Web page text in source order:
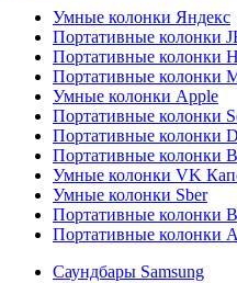
Умные колонки Яндекс
Портативные колонки
Портативные колонки
Портативные колонки
Умные колонки Apple
Портативные колонки
Портативные колонки
Портативные колонки
Умные колонки VK
Умные колонки Sber
Портативные колонки
Портативные колонки
Саундбары Samsung